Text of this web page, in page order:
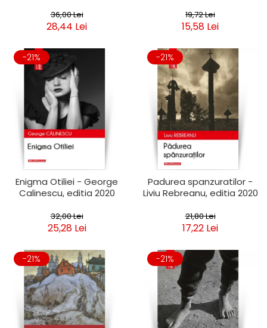
36,00 Lei
28,44 Lei
19,72 Lei
15,58 Lei
-21%
Enigma Otiliei - George
Calinescu, editia 2020
32,00 Lei
25,28 Lei
-21%
Padurea spanzuratilor -
Liviu Rebreanu, editia 2020
21,80 Lei
17,22 Lei
-21% -21%